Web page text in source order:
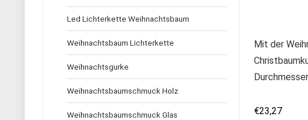
Mit der
€23,27
Led Lichterkette Weihnachtsbaum
Weihnachtsbaum Lichterkette
Weihnachtsgurke
Weihnachtsbaumschmuck Holz
Weihnachtsbaumschmuck Glas